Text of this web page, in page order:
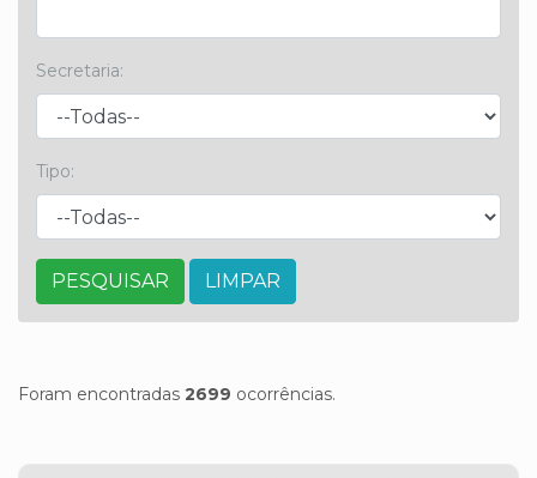
Secretaria:
Tipo:
LIMPAR
Foram encontradas 2699 ocorrências.